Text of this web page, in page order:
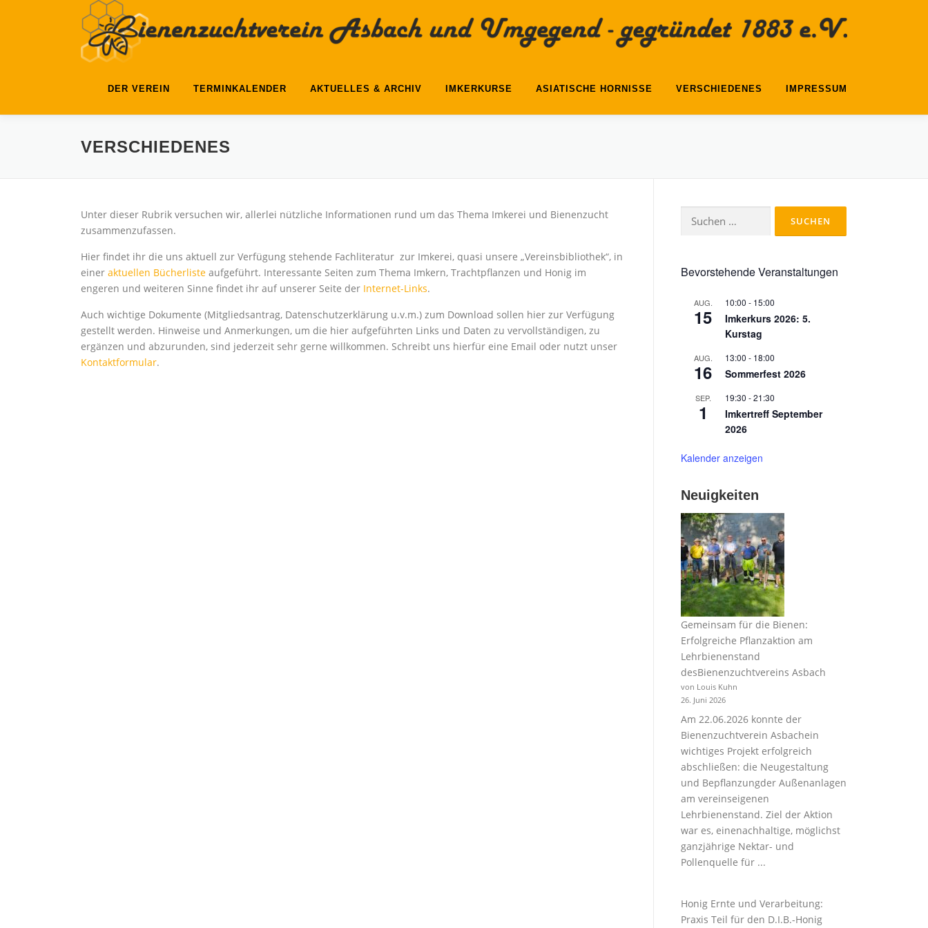
DER VEREIN TERMINKALENDER AKTUELLES & ARCHIV IMKERKURSE ASIATISCHE HORNISSE VERSCHIEDENES IMPRESSUM
VERSCHIEDENES
Unter dieser Rubrik versuchen wir, allerlei nützliche Informationen rund um das Thema Imkerei und Bienenzucht
zusammenzufassen.
Hier findet ihr die uns aktuell zur Verfügung stehende Fachliteratur zur Imkerei, quasi unsere „Vereinsbibliothek“, in
einer aktuellen Bücherliste aufgeführt. Interessante Seiten zum Thema Imkern, Trachtpflanzen und Honig im
engeren und weiteren Sinne findet ihr auf unserer Seite der Internet-Links.
Auch wichtige Dokumente (Mitgliedsantrag, Datenschutzerklärung u.v.m.) zum Download sollen hier zur Verfügung
gestellt werden. Hinweise und Anmerkungen, um die hier aufgeführten Links und Daten zu vervollständigen, zu
ergänzen und abzurunden, sind jederzeit sehr gerne willkommen. Schreibt uns hierfür eine Email oder nutzt unser
Kontaktformular.
nach:
Bevorstehende Veranstaltungen
AUG.
15
10:00 - 15:00
Imkerkurs 2026: 5.
Kurstag
AUG.
16
13:00 - 18:00
Sommerfest 2026
SEP.
1
19:30 -21:30
Imkertreff September
2026
Kalender anzeigen
Neuigkeiten
Gemeinsam für die Bienen:
Erfolgreiche Pflanzaktion am
Lehrbienenstand
desBienenzuchtvereins Asbach
von Louis Kuhn
26. Juni 2026
Am 22.06.2026 konnte der
Bienenzuchtverein Asbachein
wichtiges Projekt erfolgreich
abschließen: die Neugestaltung
und Bepflanzungder Außenanlagen
am vereinseigenen
Lehrbienenstand. Ziel der Aktion
war es, einenachhaltige, möglichst
ganzjährige Nektar- und
Pollenquelle für ...
Honig Ernte und Verarbeitung:
Praxis Teil für den D.I.B.-Honig